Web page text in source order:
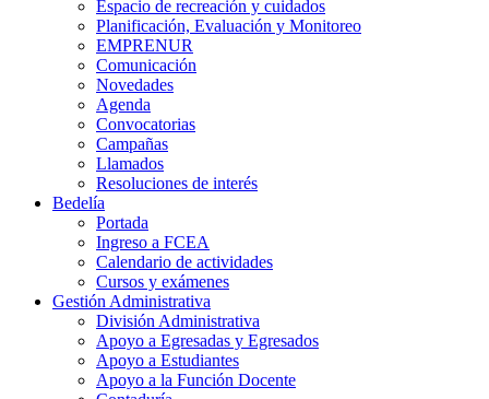
Espacio de recreación y cuidados
Planificación, Evaluación y Monitoreo
EMPRENUR
Comunicación
Novedades
Agenda
Convocatorias
Campañas
Llamados
Resoluciones de interés
Bedelía
Portada
Ingreso a FCEA
Calendario de actividades
Cursos y exámenes
Gestión Administrativa
División Administrativa
Apoyo a Egresadas y Egresados
Apoyo a Estudiantes
Apoyo a la Función Docente